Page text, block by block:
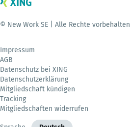
© New Work SE | Alle Rechte vorbehalten
Impressum
AGB
Datenschutz bei XING
Datenschutzerklärung
Mitgliedschaft kündigen
Tracking
Mitgliedschaften widerrufen